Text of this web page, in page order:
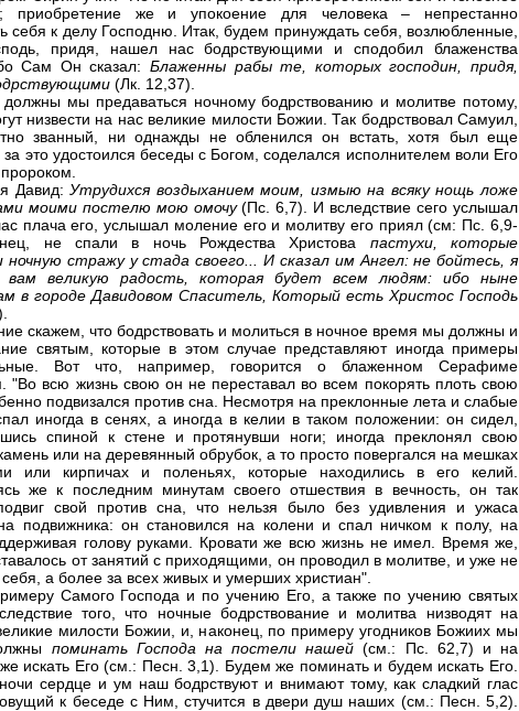
приобретение же и упокоение для человека – непрестанно
себя к делу Господню. Итак, будем принуждать себя, возлюбленные,
придя, нашел нас бодрствующими и сподобил блаженства
Сам Он сказал: Блаженны рабы те, которых господин, придя,
(Лк. 12,37).
должны мы предаваться ночному бодрствованию и молитве потому,
низвести на нас великие милости Божии. Так бодрствовал Самуил,
званный, ни однажды не обленился он встать, хотя был еще
это удостоился беседы с Богом, соделался исполнителем воли Его
Давид:Утрудихся воздыханием моим, измыю на всяку нощь ложе
моими постелю мою омочу(Пс. 6,7). И вследствие сего услышал
плача его, услышал моление его и молитву его приял (см: Пс. 6,9-
не спали в ночь Рождества Христова пастухи, которые
ночную стражу у стада своего... И сказал им Ангел: не бойтесь, я
вам великую радость, которая будет всем людям: ибо ныне
в городе Давидовом Спаситель, Который есть Христос Господь
скажем, что бодрствовать и молиться в ночное время мы должны и
святым, которые в этом случае представляют иногда примеры
Вот что, например, говорится о блаженном Серафиме
"Во всю жизнь свою он не переставал во всем покорять плоть свою
подвизался против сна. Несмотря на преклонные лета и слабые
иногда в сенях, а иногда в келии в таком положении: он сидел,
спиной к стене и протянувши ноги; иногда преклонял свою
или на деревянный обрубок, а то просто повергался на мешках
или кирпичах и поленьях, которые находились в его келий.
же к последним минутам своего отшествия в вечность, он так
свой против сна, что нельзя было без удивления и ужаса
подвижника: он становился на колени и спал ничком к полу, на
голову руками. Кровати же всю жизнь не имел. Время же,
от занятий с приходящими, он проводил в молитве, и уже не
себя, а более за всех живых и умерших христиан".
Самого Господа и по учению Его, а также по учению святых
того, что ночные бодрствование и молитва низводят на
милости Божии, и, наконец, по примеру угодников Божиих мы
поминать Господа на постели нашей(см.: Пс. 62,7) и на
искать Его (см.: Песн. 3,1). Будем же поминать и будем искать Его.
сердце и ум наш бодрствуют и внимают тому, как сладкий глас
к беседе с Ним, стучится в двери душ наших (см.: Песн. 5,2).